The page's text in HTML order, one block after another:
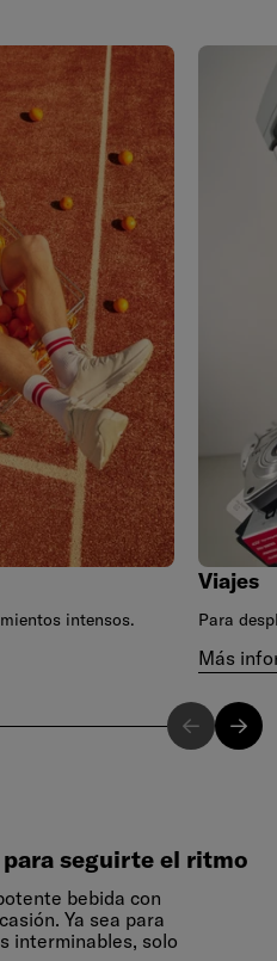
intensos.
Viajes
Para
Más
para seguirte el ritmo
seguirte el ritmo
bebida con
Ya sea para
interminables, solo